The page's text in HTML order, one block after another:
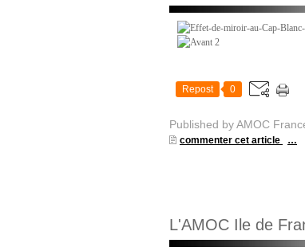
Repost 0
Published by AMOC
commenter cet article
…
L'AMOC Ile de